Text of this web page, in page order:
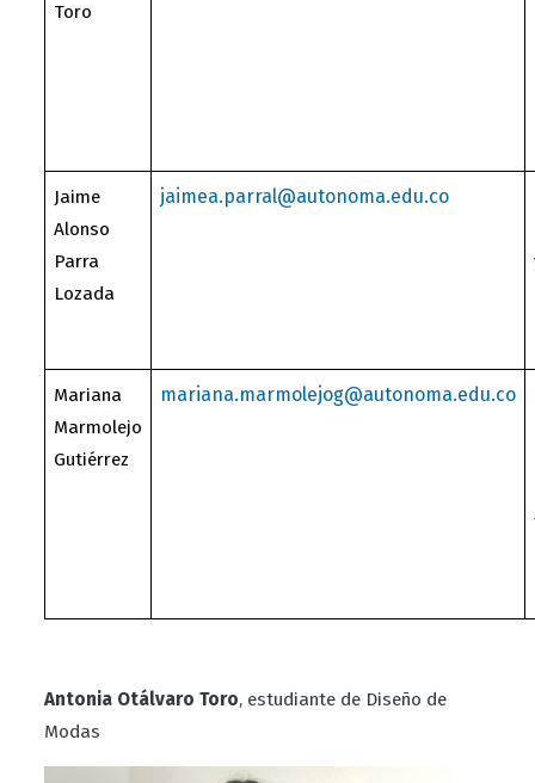
Toro
Jaime
Alonso
Parra
Lozada
jaimea.parral@autonoma.edu.co
Mariana
Marmolejo
Gutiérrez
mariana.marmolejog@autonoma.edu.co
Antonia Otálvaro Toro, estudiante de Diseño de
Modas